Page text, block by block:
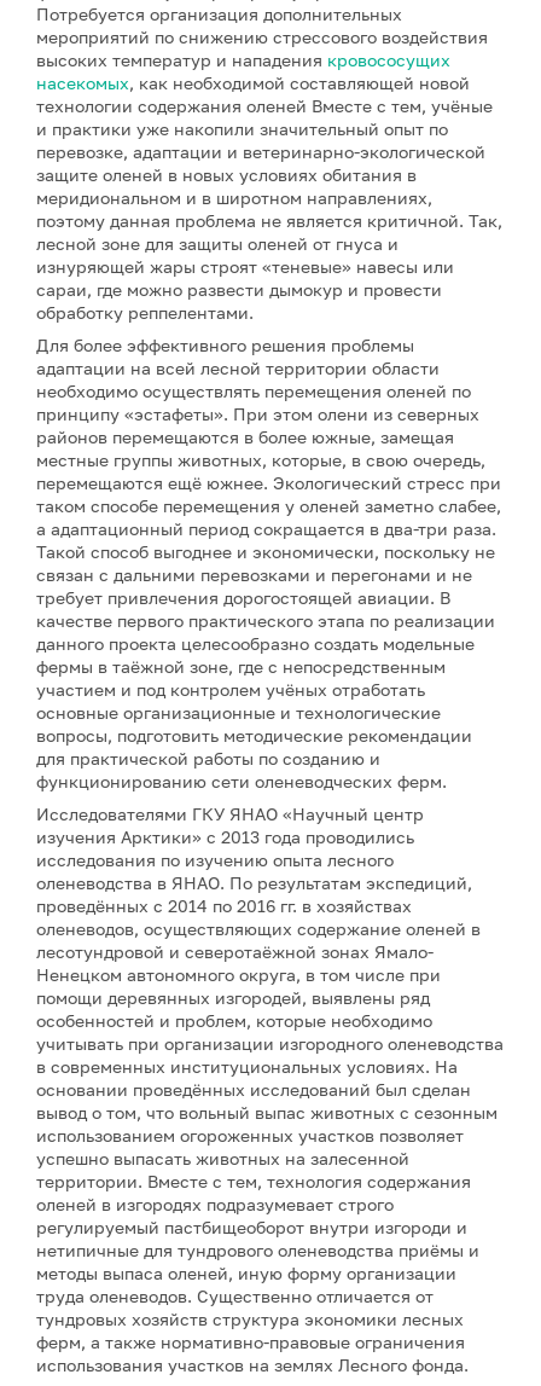
Потребуется организация дополнительных
мероприятий по снижению стрессового воздействия
высоких температур и нападения кровососущих
насекомых, как необходимой составляющей новой
технологии содержания оленей Вместе с тем, учёные
и практики уже накопили значительный опыт по
перевозке, адаптации и ветеринарно-экологической
защите оленей в новых условиях обитания в
меридиональном и в широтном направлениях,
поэтому данная проблема не является критичной. Так,
лесной зоне для защиты оленей от гнуса и
изнуряющей жары строят «теневые» навесы или
сараи, где можно развести дымокур и провести
обработку реппелентами.
Для более эффективного решения проблемы
адаптации на всей лесной территории области
необходимо осуществлять перемещения оленей по
принципу «эстафеты». При этом олени из северных
районов перемещаются в более южные, замещая
местные группы животных, которые, в свою очередь,
перемещаются ещё южнее. Экологический стресс при
таком способе перемещения у оленей заметно слабее,
а адаптационный период сокращается в два-три раза.
Такой способ выгоднее и экономически, поскольку не
связан с дальними перевозками и перегонами и не
требует привлечения дорогостоящей авиации. В
качестве первого практического этапа по реализации
данного проекта целесообразно создать модельные
фермы в таёжной зоне, где с непосредственным
участием и под контролем учёных отработать
основные организационные и технологические
вопросы, подготовить методические рекомендации
для практической работы по созданию и
функционированию сети оленеводческих ферм.
Исследователями ГКУ ЯНАО «Научный центр
изучения Арктики» с 2013 года проводились
исследования по изучению опыта лесного
оленеводства в ЯНАО. По результатам экспедиций,
проведённых с 2014 по 2016 гг. в хозяйствах
оленеводов, осуществляющих содержание оленей в
лесотундровой и северотаёжной зонах Ямало-
Ненецком автономного округа, в том числе при
помощи деревянных изгородей, выявлены ряд
особенностей и проблем, которые необходимо
учитывать при организации изгородного оленеводства
в современных институциональных условиях. На
основании проведённых исследований был сделан
вывод о том, что вольный выпас животных с сезонным
использованием огороженных участков позволяет
успешно выпасать животных на залесенной
территории. Вместе с тем, технология содержания
оленей в изгородях подразумевает строго
регулируемый пастбищеоборот внутри изгороди и
нетипичные для тундрового оленеводства приёмы и
методы выпаса оленей, иную форму организации
труда оленеводов. Существенно отличается от
тундровых хозяйств структура экономики лесных
ферм, а также нормативно-правовые ограничения
использования участков на землях Лесного фонда.